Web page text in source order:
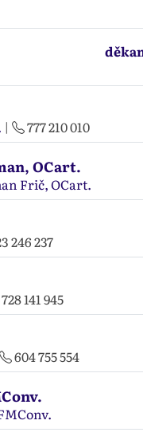
| 777 210 010
OCart.
Frič, OCart.
246 237
141 945
604 755 554